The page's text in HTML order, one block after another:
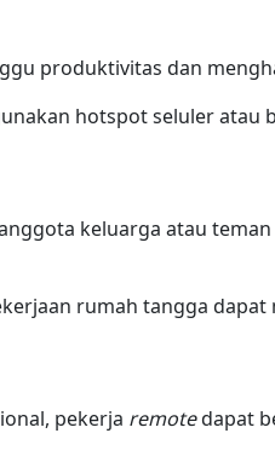
produktivitas dan
hotspot seluler atau
keluarga atau
rumah tangga
pekerja remotedapat